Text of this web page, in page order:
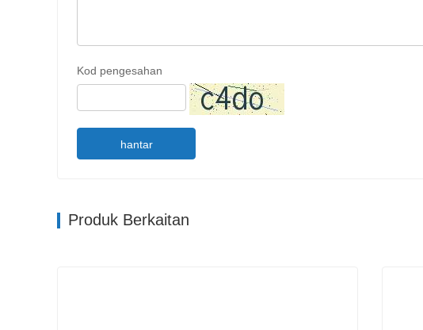
Kod pengesahan
hantar
Produk Berkaitan